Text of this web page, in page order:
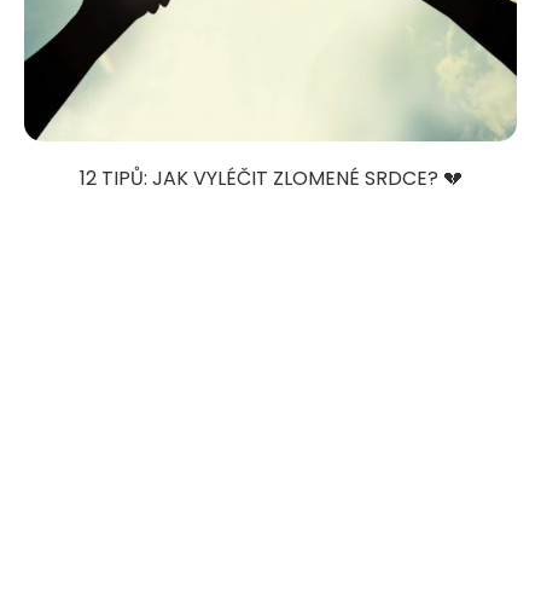
12 TIPŮ: JAK VYLÉČIT ZLOMENÉ SRDCE? 💔